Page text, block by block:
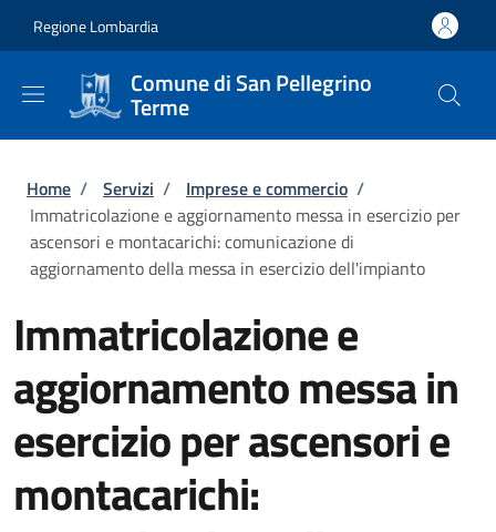
Regione Lombardia
Comune di San Pellegrino
Terme
Briciole di pane
Home / Servizi / Imprese e commercio /
Immatricolazione e aggiornamento messa in esercizio per
ascensori e montacarichi: comunicazione di
aggiornamento della messa in esercizio dell'impianto
Immatricolazione e
aggiornamento messa in
esercizio per ascensori e
montacarichi: